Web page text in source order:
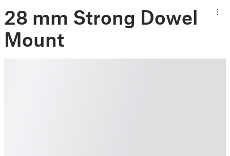
28 mm Strong Dowel
Mount